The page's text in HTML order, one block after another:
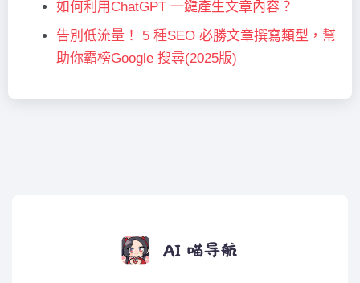
如何利用ChatGPT 一鍵產生文章內容？
告別低流量！ 5 種SEO 必勝文章撰寫類型，幫
助你霸榜Google 搜尋(2025版)